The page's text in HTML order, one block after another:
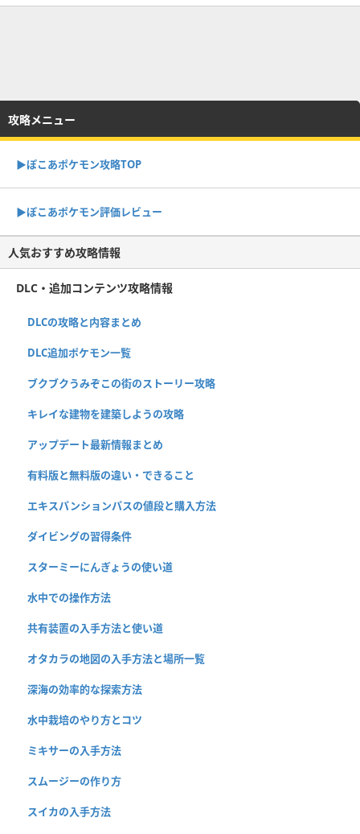
攻略メニュー
▶︎ぽこあポケモン攻略TOP
▶︎ぽこあポケモン評価レビュー
人気おすすめ攻略情報
DLC・追加コンテンツ攻略情報
DLCの攻略と内容まとめ
DLC追加ポケモン一覧
ブクブクうみぞこの街のストーリー攻略
キレイな建物を建築しようの攻略
アップデート最新情報まとめ
有料版と無料版の違い・できること
エキスパンションパスの値段と購入方法
ダイビングの習得条件
スターミーにんぎょうの使い道
水中での操作方法
共有装置の入手方法と使い道
オタカラの地図の入手方法と場所一覧
深海の効率的な探索方法
水中栽培のやり方とコツ
ミキサーの入手方法
スムージーの作り方
スイカの入手方法